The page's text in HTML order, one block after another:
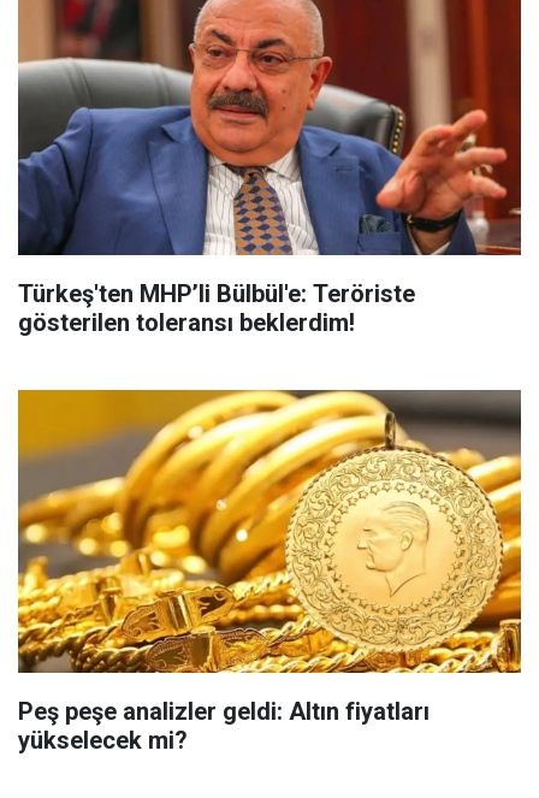
Türkeş'ten MHP’li Bülbül'e: Teröriste
gösterilen toleransı beklerdim!
Peş peşe analizler geldi: Altın fiyatları
yükselecek mi?